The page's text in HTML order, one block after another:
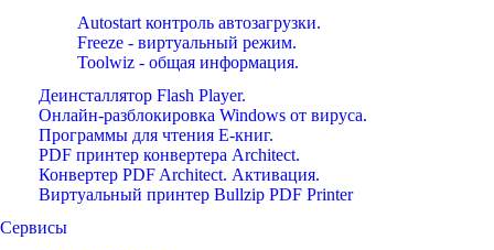
Autostart контроль автозагрузки.
Freeze - виртуальный режим.
Toolwiz - общая информация.
Деинсталлятор Flash Player.
Онлайн-разблокировка Windows от вируса.
Программы для чтения Е-книг.
PDF принтер конвертера Architect.
Конвертер PDF Architect. Активация.
Виртуальный принтер Bullzip PDF Printer
Сервисы